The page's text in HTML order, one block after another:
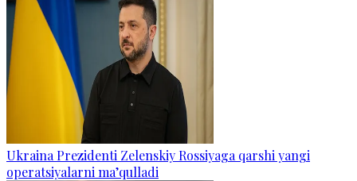
Ukraina Prezidenti Zelenskiy Rossiyaga qarshi yangi
operatsiyalarni ma’qulladi